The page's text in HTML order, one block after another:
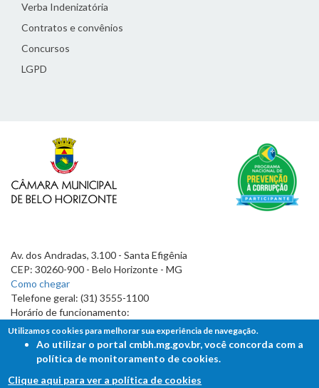
Verba Indenizatória
Contratos e convênios
Concursos
LGPD
Av. dos Andradas, 3.100 - Santa Efigênia
CEP: 30260-900 - Belo Horizonte - MG
Como chegar
Telefone geral: (31) 3555-1100
Horário de funcionamento:
7h às 19h
Utilizamos cookies para melhorar sua experiência de navegação.
Ao utilizar o portal cmbh.mg.gov.br, você concorda com a
política de monitoramento de cookies.
Clique aqui para ver a política de cookies